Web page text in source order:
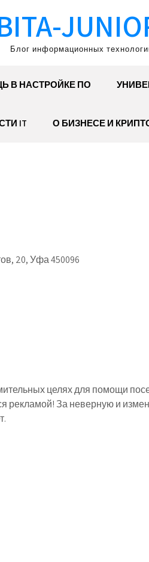
Блог информационных
В НАСТРОЙКЕ ПО
IT О БИЗНЕСЕ И
20, Уфа 450096
целях для помощи
рекламой! За неверную и